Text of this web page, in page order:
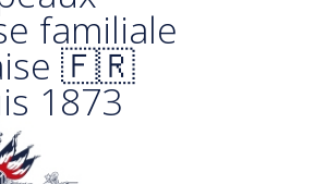
s.a.
familiale
🇫🇷
1873